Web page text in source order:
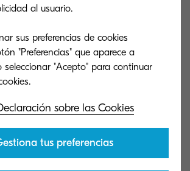
multas económicas u otras
al usuario.
sus preferencias de cookies
"Preferencias" que aparece a
seleccionar "Acepto" para continuar
sobre las Cookies
tus preferencias